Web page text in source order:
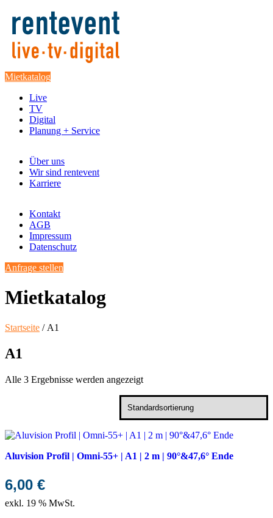
Mietkatalog
Live
TV
Digital
Planung + Service
Über uns
Wir sind rentevent
Karriere
Kontakt
AGB
Impressum
Datenschutz
Anfrage stellen
Mietkatalog
Startseite / A1
A1
Alle 3 Ergebnisse werden angezeigt
Aluvision Profil | Omni-55+ | A1 | 2 m | 90°&47,6° Ende
6,00 €
exkl. 19 % MwSt.